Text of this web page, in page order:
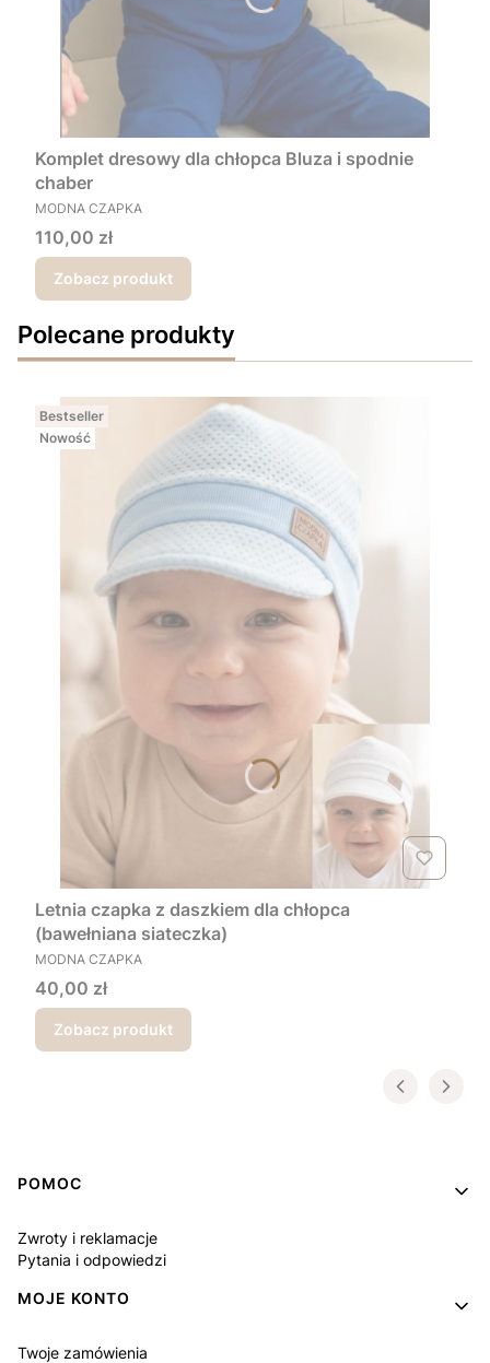
Komplet dresowy dla chłopca Bluza i spodnie
chaber
PRODUCENT
MODNA CZAPKA
Cena
110,00 zł
Zobacz produkt
Polecane produkty
Bestseller
Nowość
Letnia czapka z daszkiem dla chłopca
(bawełniana siateczka)
PRODUCENT
MODNA CZAPKA
Cena
40,00 zł
Zobacz produkt
Linki w stopce
POMOC
Zwroty i reklamacje
Pytania i odpowiedzi
MOJE KONTO
Twoje zamówienia